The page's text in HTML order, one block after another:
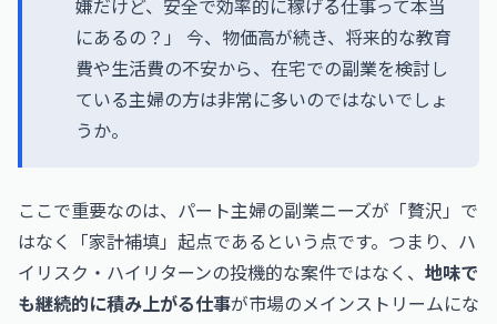
嫌だけど、安全で効率的に稼げる仕事って本当
にあるの？」 今、物価高が続き、将来的な教育
費や生活費の不安から、在宅での副業を検討し
ている主婦の方は非常に多いのではないでしょ
うか。
ここで重要なのは、パート主婦の副業ニーズが「贅沢」で
はなく「家計補填」起点であるという点です。つまり、ハ
イリスク・ハイリターンの投機的な案件ではなく、 地味で
も継続的に積み上がる仕事が市場のメインストリームにな